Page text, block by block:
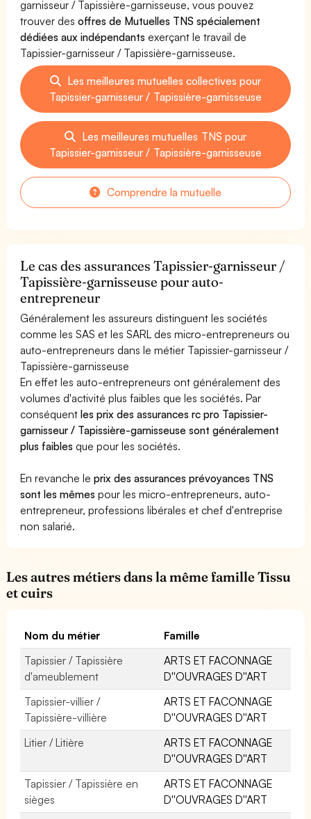
garnisseur / Tapissière-garnisseuse, vous pouvez
trouver desoffres de Mutuelles TNS spécialement
dédiées aux indépendants exerçant le travail de
Tapissier-garnisseur / Tapissière-garnisseuse.
Les meilleures mutuelles collectives pour
Tapissier-garnisseur / Tapissière-garnisseuse
Les meilleures mutuelles TNS pour
Tapissier-garnisseur / Tapissière-garnisseuse
Comprendre la mutuelle
Le cas des assurances Tapissier-garnisseur /
Tapissière-garnisseuse pour auto-
entrepreneur
Généralement les assureurs distinguent les sociétés
comme les SAS et les SARL des micro-entrepreneurs ou
auto-entrepreneurs dans le métier Tapissier-garnisseur /
Tapissière-garnisseuse
En effet les auto-entrepreneurs ont généralement des
volumes d'activité plus faibles que les sociétés. Par
conséquentles prix des assurances rc pro Tapissier-
garnisseur / Tapissière-garnisseuse sont généralement
plus faibles que pour les sociétés.
En revanche leprix des assurances prévoyances TNS
sont les mêmes pour les micro-entrepreneurs, auto-
entrepreneur, professions libérales et chef d'entreprise
non salarié.
Les autres métiers dans la même famille Tissu
et cuirs
Nom du métier
Famille
Tapissier / Tapissière
d'ameublement
ARTS ET FACONNAGE
D''OUVRAGES D''ART
Tapissier-villier /
Tapissière-villière
ARTS ET FACONNAGE
D''OUVRAGES D''ART
Litier / Litière
ARTS ET FACONNAGE
D''OUVRAGES D''ART
Tapissier / Tapissière en
sièges
ARTS ET FACONNAGE
D''OUVRAGES D''ART